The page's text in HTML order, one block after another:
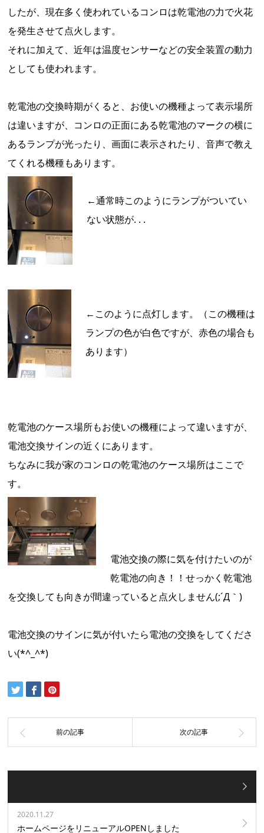
したが、現在多く使われているコンロは乾電池の力で火花
を発生させて点火します。
それに加えて、近年は温度センサーなどの安全装置の動力
としても使われます。
乾電池の交換時期がくると、お使いの機種よって表示場所
は違いますが、コンロの正面にある乾電池のマークの横に
あるランプが光ったり、画面に表示されたり、音声で教え
てくれる機種もあります。
←通常時このようにランプがついてい
ない状態が. . .
←このように点灯します。（この機種は
ランプの色が白色ですが、赤色の場合も
あります）
乾電池のケース場所もお使いの機種によって違いますが、
電池交換サインの近くにあります。
ちなみに我が家のコンロの乾電池のケース場所はここで
す。
電池交換の際に気を付けたいのが
乾電池の向き！！せっかく乾電池
を交換しても向きが間違っていると点火しません(;´Д｀)
電池交換のサインに気が付いたら電池の交換をしてくださ
い(*^_^*)
2020.11.27
ホームページをリニューアルOPENしました